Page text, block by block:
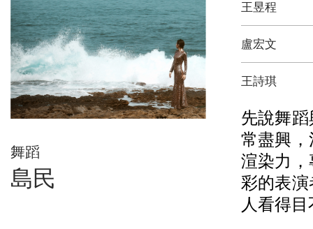
舞蹈
島民
王昱程
盧宏文
王詩琪
先說舞
常盡興
渲染力
彩的表
人看得